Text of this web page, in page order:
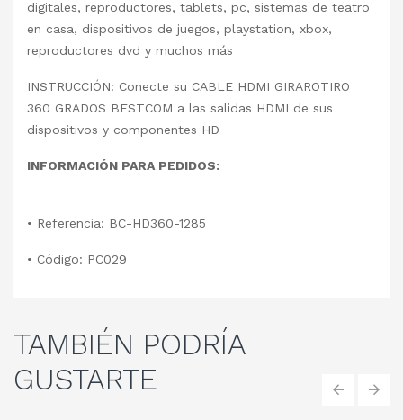
digitales, reproductores, tablets, pc, sistemas de teatro
en casa, dispositivos de juegos, playstation, xbox,
reproductores dvd y muchos más
INSTRUCCIÓN: Conecte su CABLE HDMI GIRAROTIRO
360 GRADOS BESTCOM a las salidas HDMI de sus
dispositivos y componentes HD
INFORMACIÓN PARA PEDIDOS:
• Referencia: BC-HD360-1285
• Código: PC029
TAMBIÉN PODRÍA
GUSTARTE